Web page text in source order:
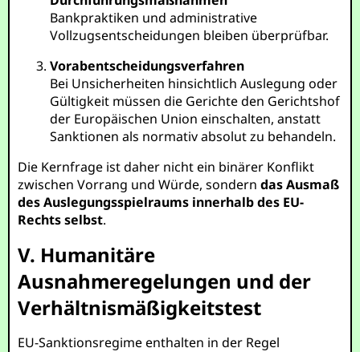
Bankpraktiken und administrative
Vollzugsentscheidungen bleiben überprüfbar.
Vorabentscheidungsverfahren
Bei Unsicherheiten hinsichtlich Auslegung oder
Gültigkeit müssen die Gerichte den Gerichtshof
der Europäischen Union einschalten, anstatt
Sanktionen als normativ absolut zu behandeln.
Die Kernfrage ist daher nicht ein binärer Konflikt
zwischen Vorrang und Würde, sonderndas Ausmaß
des Auslegungsspielraums innerhalb des EU-
Rechts selbst.
V. Humanitäre
Ausnahmeregelungen und der
Verhältnismäßigkeitstest
EU-Sanktionsregime enthalten in der Regel